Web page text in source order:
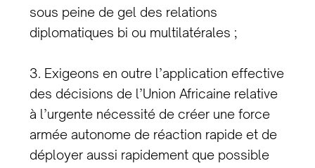
sous peine de gel des relations
diplomatiques bi ou multilatérales ;
3. Exigeons en outre l’application effective
des décisions de l’Union Africaine relative
à l’urgente nécessité de créer une force
armée autonome de réaction rapide et de
déployer aussi rapidement que possible